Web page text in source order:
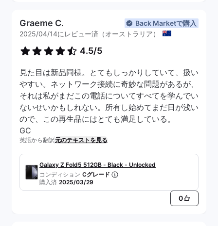
Graeme C.
Back Marketで購入
2025/04/14にレビュー済（オーストラリア）
4.5/5
見た目は新品同様。とてもしっかりしていて、扱い
やすい。ネットワーク接続に奇妙な問題があるが、
それは私がまだこの電話についてすべてを学んでい
ないせいかもしれない。所有し始めてまだ日が浅い
ので、この再生品にはとても満足している。
GC
英語から翻訳元のテキストを見る
Galaxy Z Fold5 512GB - Black - Unlocked
コンディション Cグレード
購入済 2025/03/29
0